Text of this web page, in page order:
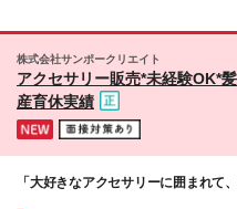
株式会社サンポークリエイト
アクセサリー販売*未経験OK*
産育休実績
「大好きなアクセサリーに囲まれて